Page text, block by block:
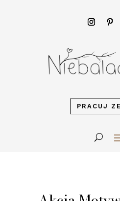
PRACUJ